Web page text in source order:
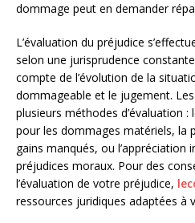
dommage peut en demander
L’évaluation du préjudice
selon une jurisprudence
compte de l’évolution de la
dommageable et le jugement.
plusieurs méthodes d’évaluation
pour les dommages matériels, la
gains manqués, ou l’appréciation
préjudices moraux. Pour des
l’évaluation de votre préjudice,
ressources juridiques adaptées à